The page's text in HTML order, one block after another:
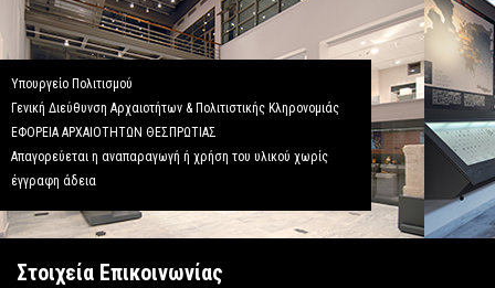
Υπουργείο Πολιτισμού
Γενική Διεύθυνση Αρχαιοτήτων & Πολιτιστικής Κληρονομιάς
ΕΦΟΡΕΙΑ ΑΡΧΑΙΟΤΗΤΩΝ ΘΕΣΠΡΩΤΙΑΣ
Απαγορεύεται η αναπαραγωγή ή χρήση του υλικού χωρίς
έγγραφη άδεια
Στοιχεία Επικοινωνίας